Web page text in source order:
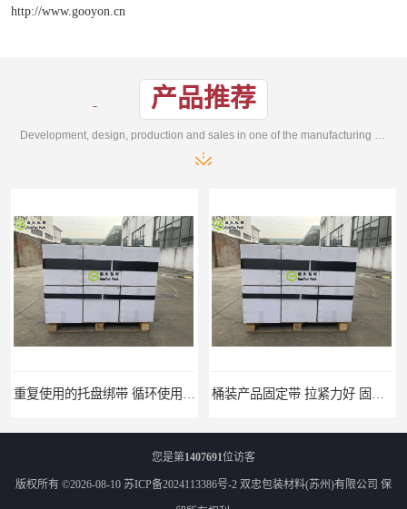
http://www.gooyon.cn
产品推荐
您是第1407691位访客
版权所有 ©2026-08-10 苏ICP备2024113386号-2 双忠包装材料(苏州)有限公司 保